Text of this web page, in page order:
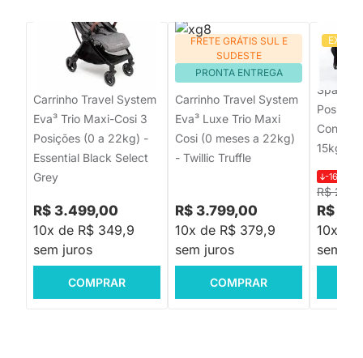
FRETE GRÁTIS SUL E
SUDESTE
PRONTA ENTREGA
Carrinho Travel System
Eva³ Trio Maxi-Cosi 3
Posições (0 a 22kg) -
Essential Black Select
Grey
R$ 3.499,00
10x de R$ 349,9
sem juros
COMPRAR
FRETE GRÁTIS SUL E
SUDESTE
PRONTA ENTREGA
Carrinho Travel System
Eva³ Luxe Trio Maxi
Cosi (0 meses a 22kg)
- Twillic Truffle
R$ 3.799,00
10x de R$ 379,9
sem juros
COMPRAR
Spark
15kg) -
R$
-16%
R$
10x de
sem